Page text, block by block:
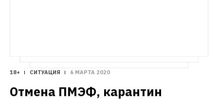
18+ СИТУАЦИЯ 6 МАРТА 2020
Отмена ПМЭФ, карантин